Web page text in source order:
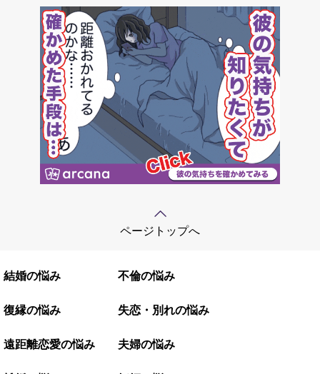
ページトップへ
結婚の悩み 不倫の悩み
復縁の悩み 失恋・別れの悩み
遠距離恋愛の悩み 夫婦の悩み